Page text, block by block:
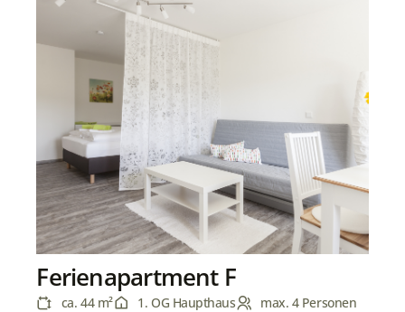
Ferienapartment F
ca. 44 m² 1. OG Haupthaus max. 4 Personen